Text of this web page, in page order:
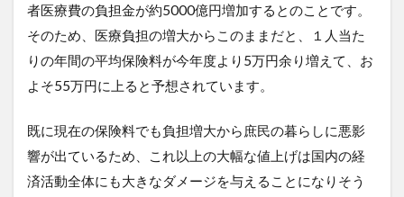
者医療費の負担金が約5000億円増加するとのことです。
そのため、医療負担の増大からこのままだと、１人当た
りの年間の平均保険料が今年度より5万円余り増えて、お
よそ55万円に上ると予想されています。
既に現在の保険料でも負担増大から庶民の暮らしに悪影
響が出ているため、これ以上の大幅な値上げは国内の経
済活動全体にも大きなダメージを与えることになりそう